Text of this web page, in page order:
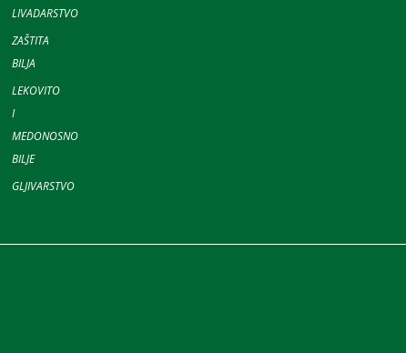
LIVADARSTVO
ZAŠTITA
BILJA
LEKOVITO
I
MEDONOSNO
BILJE
GLJIVARSTVO